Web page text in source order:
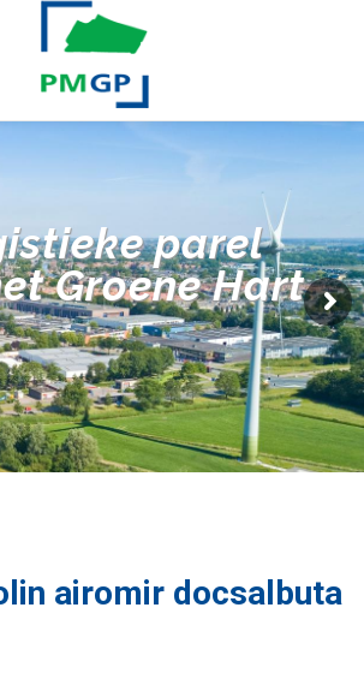
parel
Groene Hart
airomir docsalbuta